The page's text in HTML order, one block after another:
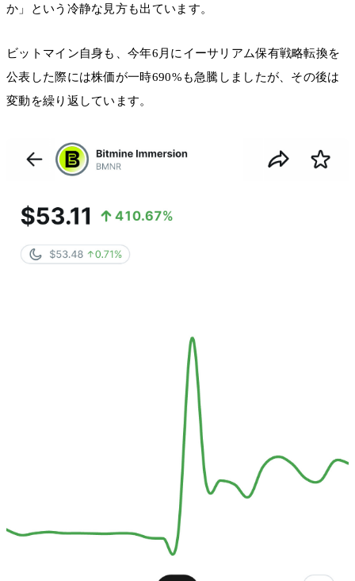
か」という冷静な見方も出ています。
ビットマイン自身も、今年6月にイーサリアム保有戦略転換を
公表した際には株価が一時690%も急騰しましたが、その後は
変動を繰り返しています。